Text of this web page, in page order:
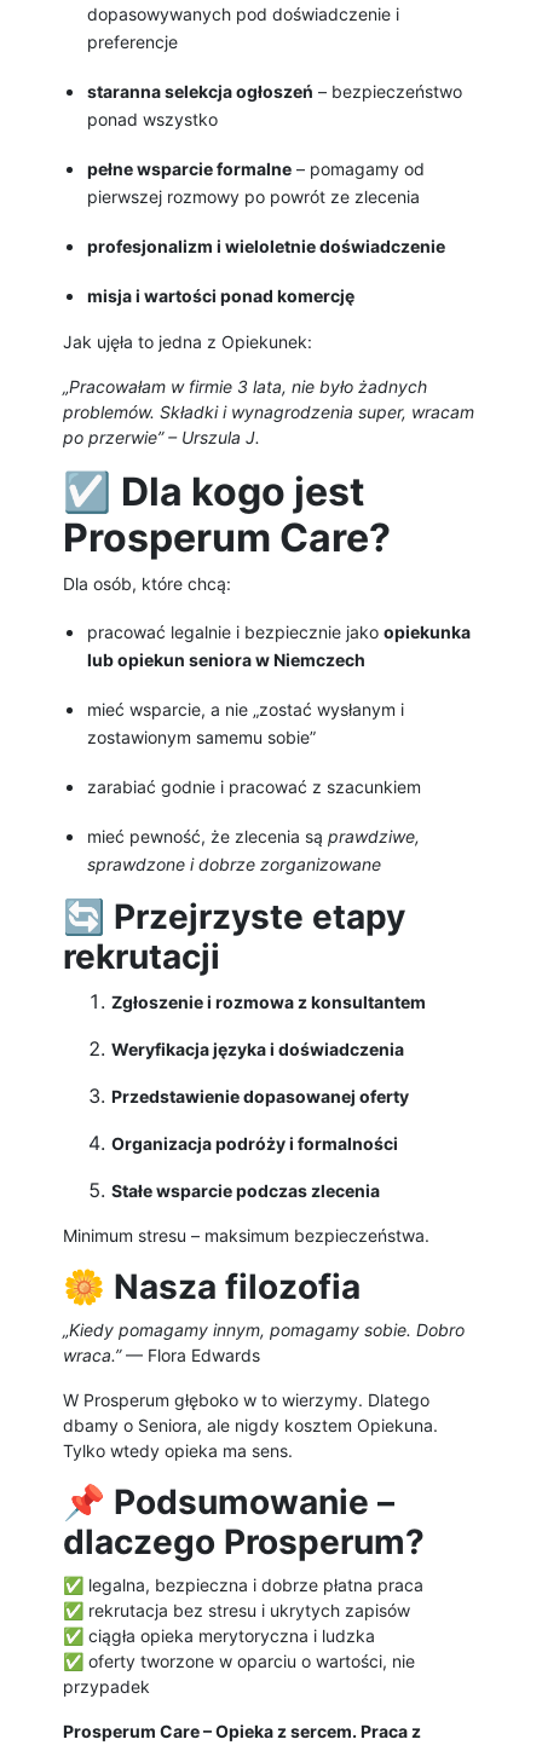
dopasowywanych pod doświadczenie i
preferencje
staranna selekcja ogłoszeń – bezpieczeństwo
ponad wszystko
pełne wsparcie formalne – pomagamy od
pierwszej rozmowy po powrót ze zlecenia
profesjonalizm i wieloletnie doświadczenie
misja i wartości ponad komercję
Jak ujęła to jedna z Opiekunek:
„Pracowałam w firmie 3 lata, nie było żadnych
problemów. Składki i wynagrodzenia super, wracam
po przerwie” – Urszula J.
☑️ Dla kogo jest
Prosperum Care?
Dla osób, które chcą:
pracować legalnie i bezpiecznie jako opiekunka
lub opiekun seniora w Niemczech
mieć wsparcie, a nie „zostać wysłanym i
zostawionym samemu sobie”
zarabiać godnie i pracować z szacunkiem
mieć pewność, że zlecenia są prawdziwe,
sprawdzone i dobrze zorganizowane
🔄 Przejrzyste etapy
rekrutacji
Zgłoszenie i rozmowa z konsultantem
Weryfikacja języka i doświadczenia
Przedstawienie dopasowanej oferty
Organizacja podróży i formalności
Stałe wsparcie podczas zlecenia
Minimum stresu – maksimum bezpieczeństwa.
🌼 Nasza filozofia
„Kiedy pomagamy innym, pomagamy sobie. Dobro
wraca.”— Flora Edwards
W Prosperum głęboko w to wierzymy. Dlatego
dbamy o Seniora, ale nigdy kosztem Opiekuna.
Tylko wtedy opieka ma sens.
📌 Podsumowanie –
dlaczego Prosperum?
✅ legalna, bezpieczna i dobrze płatna praca
✅ rekrutacja bez stresu i ukrytych zapisów
✅ ciągła opieka merytoryczna i ludzka
✅ oferty tworzone w oparciu o wartości, nie
przypadek
Prosperum Care – Opieka z sercem. Praca z